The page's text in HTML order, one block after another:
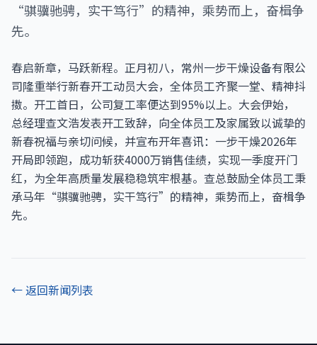
“骐骥驰骋，实干笃行”的精神，乘势而上，奋楫争
先。
春启新章，马跃新程。正月初八，常州一步干燥设备有限公
司隆重举行新春开工动员大会，全体员工齐聚一堂、精神抖
擞。开工首日，公司复工率便达到95%以上。大会伊始，
总经理查文浩发表开工致辞，向全体员工及家属致以诚挚的
新春祝福与亲切问候，并宣布开年喜讯：一步干燥2026年
开局即领跑，成功斩获4000万销售佳绩，实现一季度开门
红，为全年高质量发展稳稳筑牢根基。查总鼓励全体员工秉
承马年“骐骥驰骋，实干笃行”的精神，乘势而上，奋楫争
先。
← 返回新闻列表